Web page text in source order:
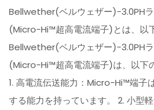
Bellwether(ベルウェザー)-3.0PH
(Micro-Hi™超高電流端子)とは、以
Bellwether(ベルウェザー)-3.0PH
(Micro-Hi™超高電流端子)は、以下
1. 高電流伝送能力：Micro-Hi™端子
する能力を持っています。 2. 小型